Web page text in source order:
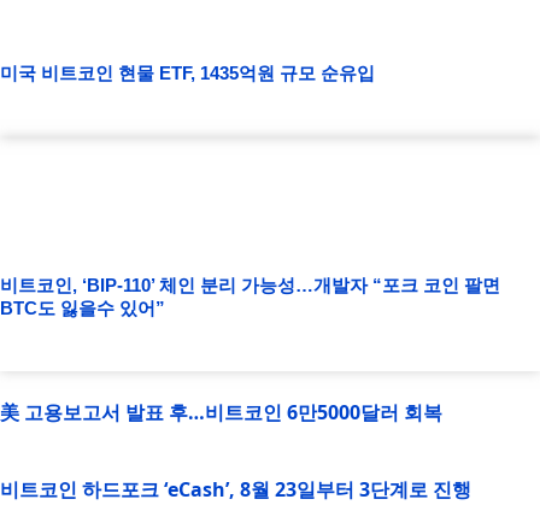
미국 비트코인 현물 ETF, 1435억원 규모 순유입
비트코인, ‘BIP-110’ 체인 분리 가능성…개발자 “포크 코인 팔면
BTC도 잃을수 있어”
美 고용보고서 발표 후…비트코인 6만5000달러 회복
비트코인 하드포크 ‘eCash’, 8월 23일부터 3단계로 진행